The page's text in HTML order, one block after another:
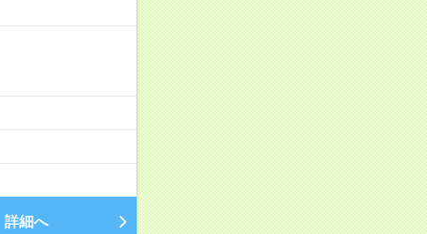
詳細へ